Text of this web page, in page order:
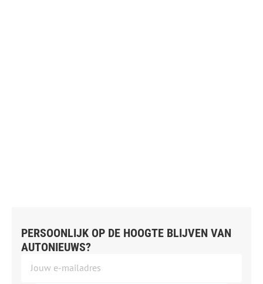
PERSOONLIJK OP DE HOOGTE BLIJVEN VAN
AUTONIEUWS?